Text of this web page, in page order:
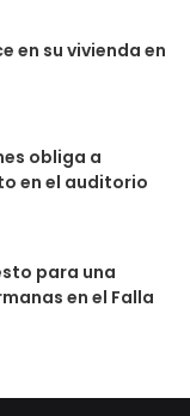
en su vivienda en
obliga a
en el auditorio
para una
en el Falla